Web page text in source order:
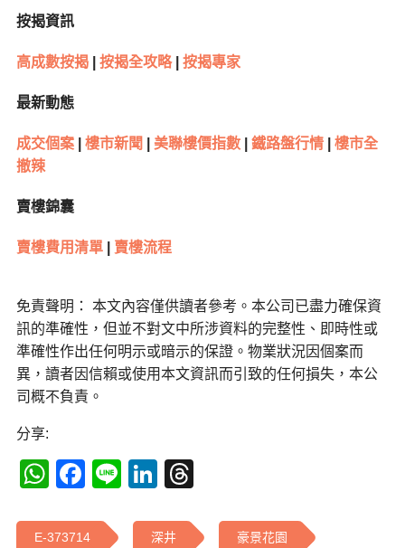
按揭資訊
高成數按揭| 按揭全攻略| 按揭專家
最新動態
成交個案| 樓市新聞 美聯樓價指數| 鐵路盤行情|
樓市全
撤辣
賣樓錦囊
賣樓費用清單| 賣樓流程
免責聲明： 本文內容僅供讀者參考。本公司已盡力確保資
訊的準確性，但並不對文中所涉資料的完整性、即時性或
準確性作出任何明示或暗示的保證。物業狀況因個案而
異，讀者因信賴或使用本文資訊而引致的任何損失，本公
司概不負責。
分享:
WhatsApp
Facebook
LineLinkedIn
E-373714 深井 豪景花園